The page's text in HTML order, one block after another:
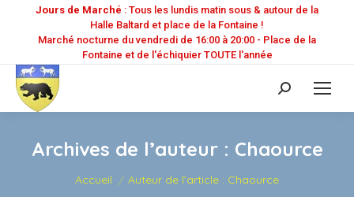
Jours de Marché : Tous les lundis matin sous & autour de la
Halle Baltard et place de la Fontaine !
Marché nocturne du vendredi de 16:00 à 20:00 - Place de la
Fontaine et de l'échiquier TOUTE l'année
Recherche
:
Archives de l’auteur : Chaource
Vous êtes ici :
Accueil Auteur de l’article : Chaource